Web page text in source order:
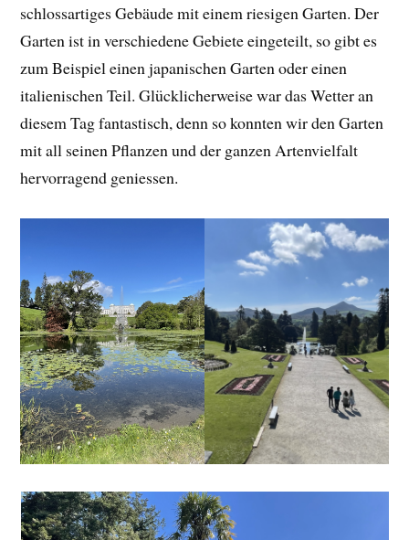
schlossartiges Gebäude mit einem riesigen Garten. Der
Garten ist in verschiedene Gebiete eingeteilt, so gibt es
zum Beispiel einen japanischen Garten oder einen
italienischen Teil. Glücklicherweise war das Wetter an
diesem Tag fantastisch, denn so konnten wir den Garten
mit all seinen Pflanzen und der ganzen Artenvielfalt
hervorragend geniessen.